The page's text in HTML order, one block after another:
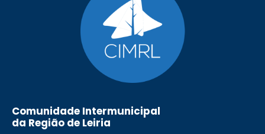
Comunidade Intermunicipal
da Região de Leiria